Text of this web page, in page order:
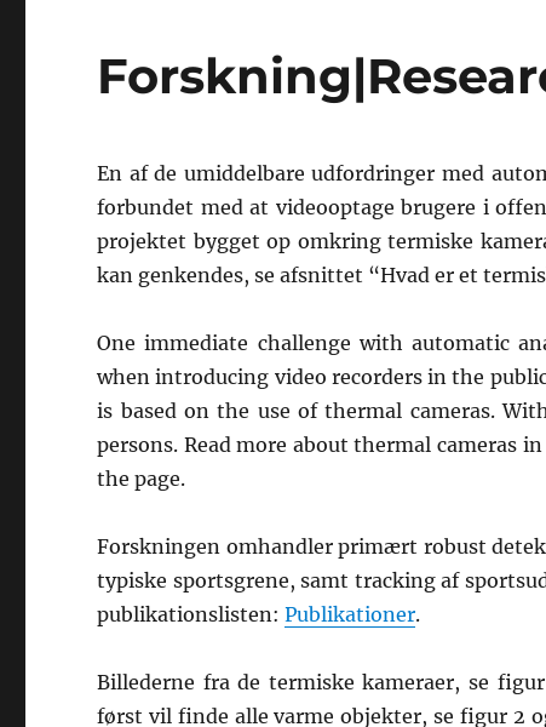
En af de umiddelbare udfordringer med
forbundet med at videooptage brugere i
projektet bygget op omkring termiske
kan genkendes, se afsnittet “Hvad er et
One immediate challenge with automatic
when introducing video recorders in the
is based on the use of thermal cameras.
persons. Read more about thermal cameras
the page.
Forskningen omhandler primært robust
typiske sportsgrene, samt tracking af
publikationslisten:Publikationer.
Billederne fra de termiske kameraer, se
først vil finde alle varme objekter, se figur 2